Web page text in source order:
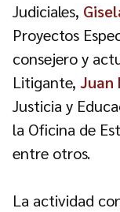
Judiciales,
Proyectos
consejero y
Litigante, Juan
Justicia y
la Oficina de
entre otros.
La actividad